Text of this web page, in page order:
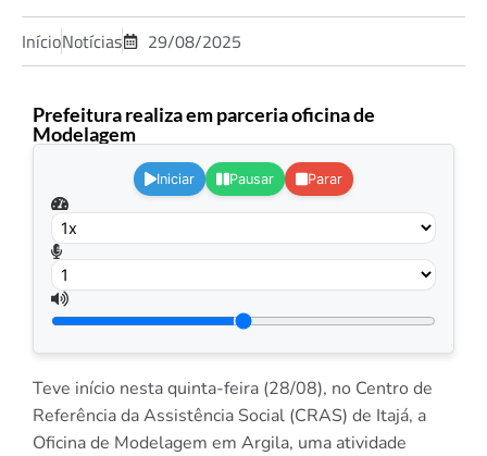
InícioNotícias 29/08/2025
Prefeitura realiza em parceria oficina de
Modelagem
Iniciar Pausar Parar
Teve início nesta quinta-feira (28/08), no Centro de
Referência da Assistência Social (CRAS) de Itajá, a
Oficina de Modelagem em Argila, uma atividade